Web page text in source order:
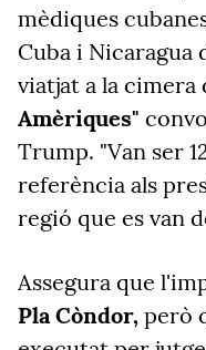
mèdiques
Cuba i Nicaragua
viatjat a la cimera
Amèriques"
Trump. "Van ser
referència als
regió que es van
Assegura que
Pla Còndor, però